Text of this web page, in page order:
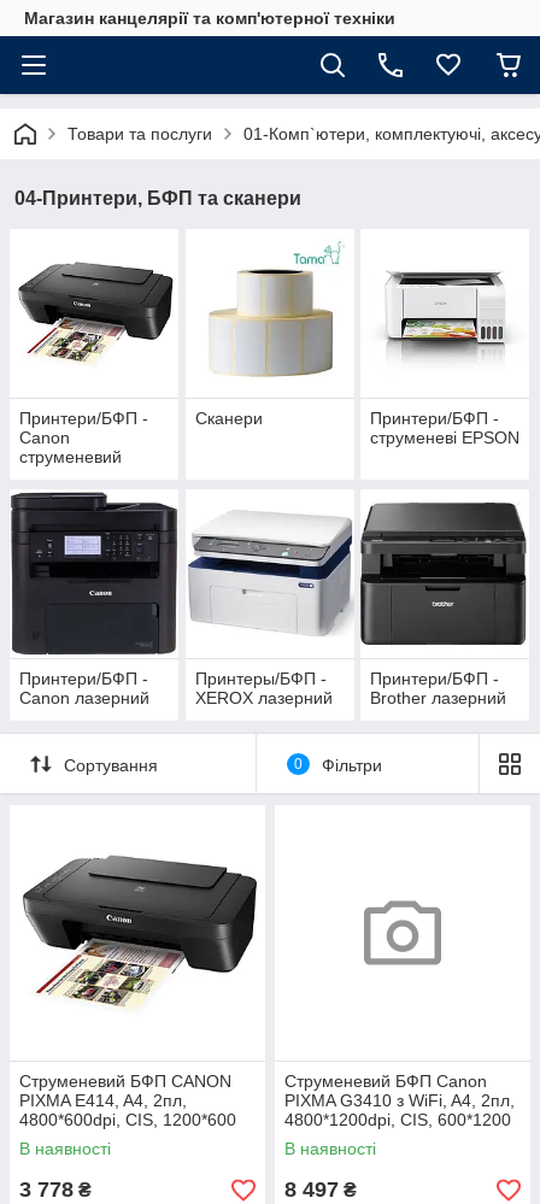
Магазин канцелярії та комп'ютерної техніки
Товари та послуги 01-Комп`ютери, комплектуючі,
04-Принтери, БФП та сканери
Принтери/БФП -
Canon
струменевий
Сканери
Принтери/БФП -
струменеві EPSON
Принтери/БФП -
Canon лазерний
Принтеры/БФП -
XEROX лазерний
Принтери/БФП -
Brother лазерний
Сортування 0 Фільтри
Струменевий БФП CANON
PIXMA E414, A4, 2пл,
4800*600dpi, CIS, 1200*600
dpi, 48 бит, USB2.0
В наявності
3 778 ₴
Струменевий БФП Canon
PIXMA G3410 з WiFi, A4, 2пл,
4800*1200dpi, CIS, 600*1200
dpi, 48/24біт, USB2.0
В наявності
8 497 ₴